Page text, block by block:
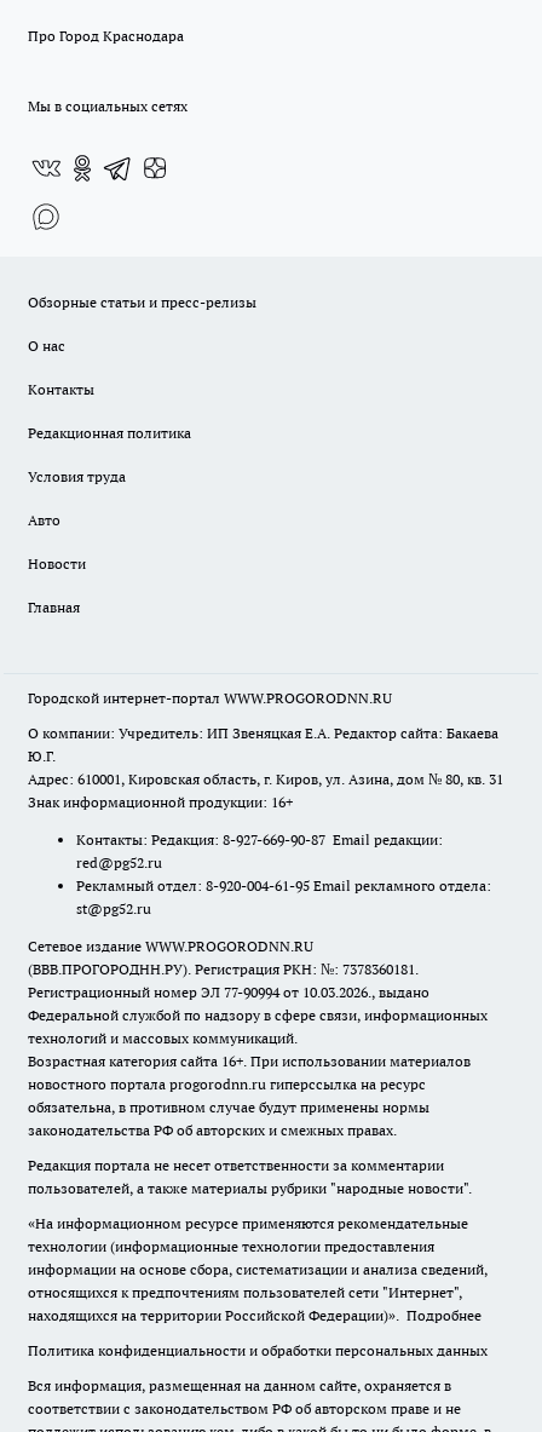
Про Город Краснодара
Мы в социальных сетях
Обзорные статьи и пресс-релизы
О нас
Контакты
Редакционная политика
Условия труда
Авто
Новости
Главная
Городской интернет-портал WWW.PROGORODNN.RU
О компании: Учредитель: ИП Звеняцкая Е.А. Редактор сайта: Бакаева
Ю.Г.
Адрес: 610001, Кировская область, г. Киров, ул. Азина, дом № 80, кв. 31
Знак информационной продукции: 16+
Контакты: Редакция: 8-927-669-90-87 Email редакции:
red@pg52.ru
Рекламный отдел: 8-920-004-61-95 Email рекламного отдела:
st@pg52.ru
Сетевое издание WWW.PROGORODNN.RU
(ВВВ.ПРОГОРОДНН.РУ). Регистрация РКН: №: 7378360181.
Регистрационный номер ЭЛ 77-90994 от 10.03.2026., выдано
Федеральной службой по надзору в сфере связи, информационных
технологий и массовых коммуникаций.
Возрастная категория сайта 16+. При использовании материалов
новостного портала progorodnn.ru гиперссылка на ресурс
обязательна, в противном случае будут применены нормы
законодательства РФ об авторских и смежных правах.
Редакция портала не несет ответственности за комментарии
пользователей, а также материалы рубрики "народные новости".
«На информационном ресурсе применяются рекомендательные
технологии (информационные технологии предоставления
информации на основе сбора, систематизации и анализа сведений,
относящихся к предпочтениям пользователей сети "Интернет",
находящихся на территории Российской Федерации)». Подробнее
Политика конфиденциальности и обработки персональных данных
Вся информация, размещенная на данном сайте, охраняется в
соответствии с законодательством РФ об авторском праве и не